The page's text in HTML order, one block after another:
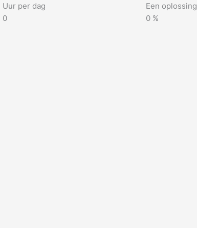
Uur per dag
0
Een oplossing
0 %